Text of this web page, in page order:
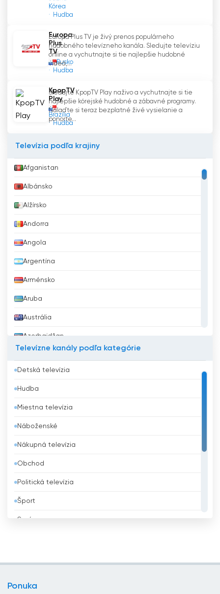
kanál ponúka širokú škálu obsahu pre každého.
Mas23 TV Sledujte živé vysielanie teraz
online
Kórea
Hudba
Europa
Plus
TV
Rusko
Hudba
Europa Plus TV je živý prenos populárneho
hudobného televízneho kanála. Sledujte televíziu
online a vychutnajte si tie najlepšie hudobné
videá,...
KpopTV
Play
Brazília
Hudba
Sledujte KpopTV Play naživo a vychutnajte si tie
najlepšie kórejské hudobné a zábavné programy.
Nalaďte si teraz bezplatné živé vysielanie a
ponorte...
Televízia podľa krajiny
Afganistan
Albánsko
Alžírsko
Andorra
Angola
Argentína
Arménsko
Aruba
Austrália
Azerbajdžan
Bangladéš
Barbados
Belgicko
Belize
Benin
Bhután
Bielorusko
Bolívia
Televízne kanály podľa kategórie
Detská televízia
Hudba
Miestna televízia
Náboženské
Nákupná televízia
Obchod
Politická televízia
Šport
Správy
Ponuka